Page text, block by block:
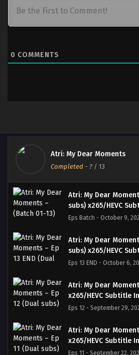
0 COMMENTS
Atri: My Dear Moments
Completed - ? / 13
Atri: My Dear
subs) x265/HEVC
Eps Batch - October 9,
Atri: My Dear
subs) x265/HEVC
Eps 13 END - October 6,
Atri: My Dear
x265/HEVC Subtitle
Eps 12 - September 29,
Atri: My Dear
x265/HEVC Subtitle
Eps 11 - September 22,